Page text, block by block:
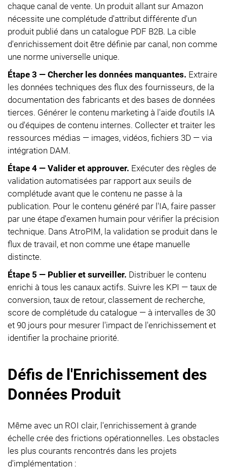
chaque canal de vente. Un produit allant sur Amazon
nécessite une complétude d'attribut différente d'un
produit publié dans un catalogue PDF B2B. La cible
d'enrichissement doit être définie par canal, non comme
une norme universelle unique.
Étape 3 — Chercher les données manquantes. Extraire
les données techniques des flux des fournisseurs, de la
documentation des fabricants et des bases de données
tierces. Générer le contenu marketing à l'aide d'outils IA
ou d'équipes de contenu internes. Collecter et traiter les
ressources médias — images, vidéos, fichiers 3D — via
intégration DAM.
Étape 4 — Valider et approuver. Exécuter des règles de
validation automatisées par rapport aux seuils de
complétude avant que le contenu ne passe à la
publication. Pour le contenu généré par l'IA, faire passer
par une étape d'examen humain pour vérifier la précision
technique. Dans AtroPIM, la validation se produit dans le
flux de travail, et non comme une étape manuelle
distincte.
Étape 5 — Publier et surveiller. Distribuer le contenu
enrichi à tous les canaux actifs. Suivre les KPI — taux de
conversion, taux de retour, classement de recherche,
score de complétude du catalogue — à intervalles de 30
et 90 jours pour mesurer l'impact de l'enrichissement et
identifier la prochaine priorité.
Défis de l'Enrichissement des
Données Produit
Même avec un ROI clair, l'enrichissement à grande
échelle crée des frictions opérationnelles. Les obstacles
les plus courants rencontrés dans les projets
d'implémentation :